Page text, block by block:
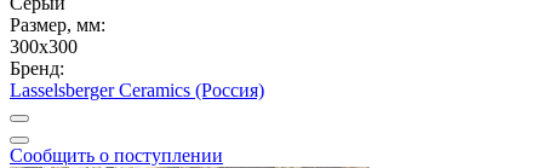
Размер, мм:
300x300
Бренд:
Lasselsberger Ceramics (Россия)
Сообщить о поступлении